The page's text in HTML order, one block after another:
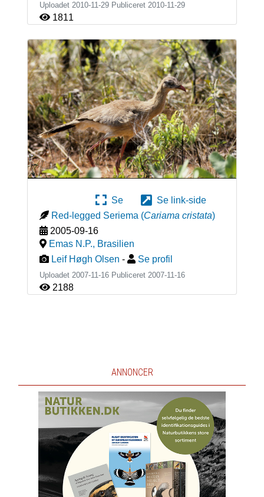
Uploadet 2010-11-29 Publiceret 2010-11-29
1811
Se
Se link-side
Red-legged Seriema (Cariama cristata)
2005-09-16
Emas N.P., Brasilien
Leif Høgh Olsen - Se profil
Uploadet 2007-11-16 Publiceret 2007-11-16
2188
ANNONCER